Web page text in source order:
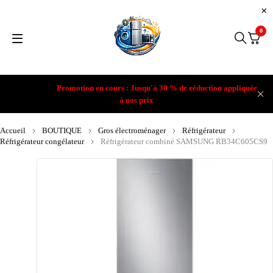
Promotion en cours : Jusqu'à 30 % de réduction appliquée
à nos prix
0
Accueil BOUTIQUE Gros électroménager
Réfrigérateur
Réfrigérateur congélateur
Réfrigérateur combiné SAMSUNG RB34C605CS9